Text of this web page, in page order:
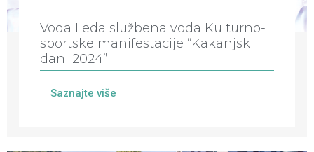
Voda Leda službena voda Kulturno-
sportske manifestacije “Kakanjski
dani 2024”
Saznajte više